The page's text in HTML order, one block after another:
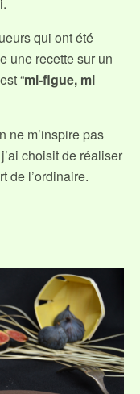
qui ont été
une recette sur un
“mi-figue, mi
ne m’inspire pas
choisit de réaliser
de l’ordinaire.